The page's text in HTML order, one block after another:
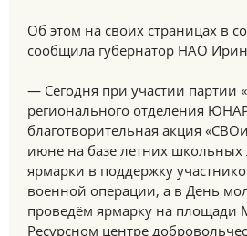
Об этом на своих страницах в
сообщила губернатор НАО
— Сегодня при участии партии
регионального отделения
благотворительная акция
июне на базе летних школьных
ярмарки в поддержку
военной операции, а в День
проведём ярмарку на площади
Ресурсном центре